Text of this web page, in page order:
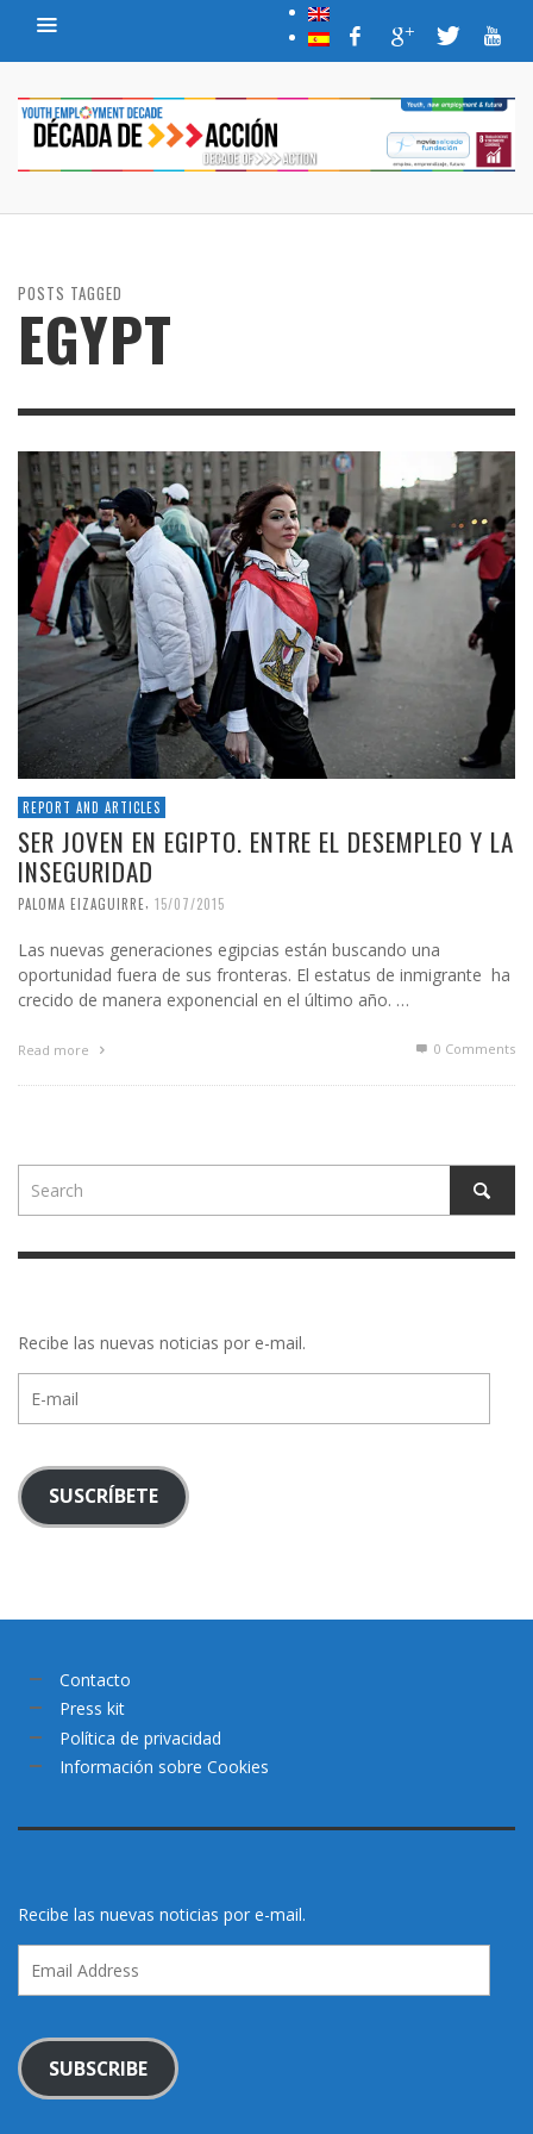
POSTS TAGGED
EGYPT
REPORT AND ARTICLES
SER JOVEN EN EGIPTO. ENTRE EL DESEMPLEO Y LA
INSEGURIDAD
PALOMA EIZAGUIRRE 15/07/2015
Las nuevas generaciones egipcias están buscando una
oportunidad fuera de sus fronteras. El estatus de inmigrante ha
crecido de manera exponencial en el último año. …
Read more 0 Comments
Recibe las nuevas noticias por e-mail.
mail
SUSCRÍBETE
Contacto
Press kit
Política de privacidad
Información sobre Cookies
Recibe las nuevas noticias por e-mail.
Address
SUBSCRIBE